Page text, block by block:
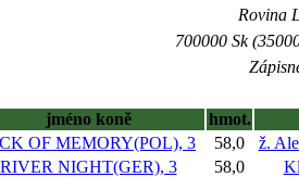
Rovina
700000 Sk
jméno koně
hmot.
OF MEMORY(POL), 3 58,0
ž.
RIVER NIGHT(GER), 3 58,0